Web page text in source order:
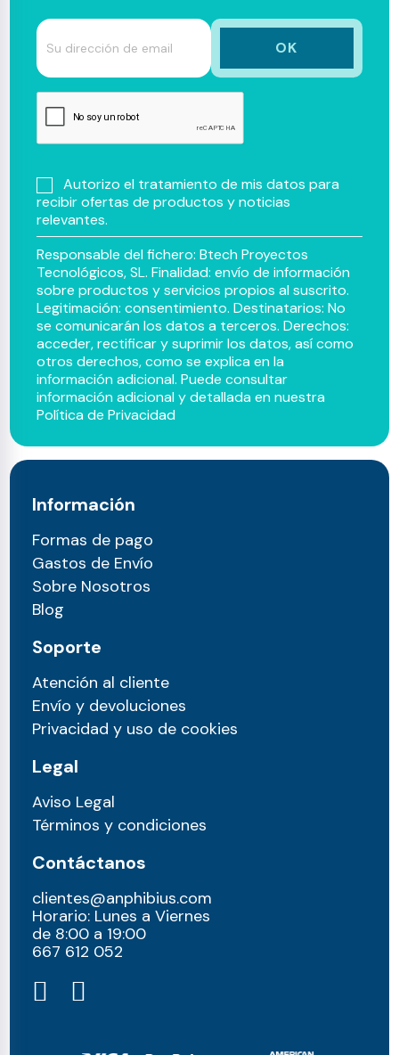
Autorizo el tratamiento de mis datos para
recibir ofertas de productos y noticias
relevantes.
Responsable del fichero: Btech Proyectos
Tecnológicos, SL. Finalidad: envío de información
sobre productos y servicios propios al suscrito.
Legitimación: consentimiento. Destinatarios: No
se comunicarán los datos a terceros. Derechos:
acceder, rectificar y suprimir los datos, así como
otros derechos, como se explica en la
información adicional. Puede consultar
información adicional y detallada en nuestra
Política de Privacidad
Información
Formas de pago
Gastos de Envío
Sobre Nosotros
Blog
Soporte
Atención al cliente
Envío y devoluciones
Privacidad y uso de cookies
Legal
Aviso Legal
Términos y condiciones
Contáctanos
clientes@anphibius.com
Horario: Lunes a Viernes
de 8:00 a 19:00
667 612 052​